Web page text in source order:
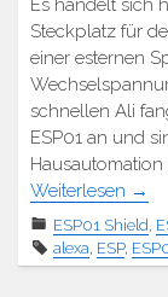
Es handelt sich
Steckplatz für
einer esternen
schnellen Ali
ESP01 an und
Weiterlesen →
ESP01 Shield,
alexa, ESP,